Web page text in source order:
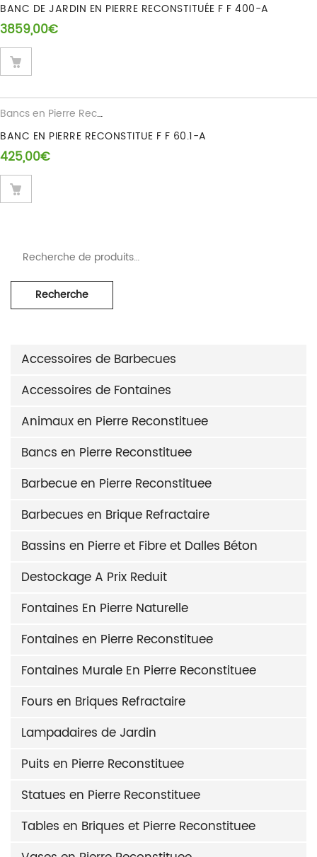
BANC DE JARDIN EN PIERRE RECONSTITUÉE F F 400-A
3859,00€
Bancs en Pierre Reconstituee
BANC EN PIERRE RECONSTITUE F F 60.1-A
425,00€
Recherche
Accessoires de Barbecues
Accessoires de Fontaines
Animaux en Pierre Reconstituee
Bancs en Pierre Reconstituee
Barbecue en Pierre Reconstituee
Barbecues en Brique Refractaire
Bassins en Pierre et Fibre et Dalles Béton
Destockage A Prix Reduit
Fontaines En Pierre Naturelle
Fontaines en Pierre Reconstituee
Fontaines Murale En Pierre Reconstituee
Fours en Briques Refractaire
Lampadaires de Jardin
Puits en Pierre Reconstituee
Statues en Pierre Reconstituee
Tables en Briques et Pierre Reconstituee